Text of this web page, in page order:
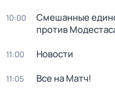
10:00
Смешанные
против
11:00 Новости
11:05 Все на Матч!